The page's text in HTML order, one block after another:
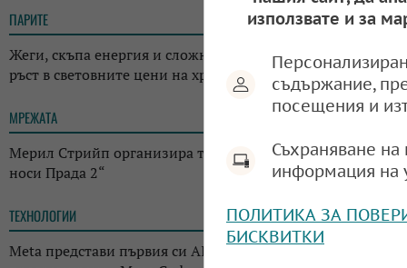
ПАРИТЕ 18:05
Жеги, скъпа енергия и сложна геополитика: ФАО отчете
ръст в световните цени на храните
МРЕЖАТА 17:38
Мерил Стрийп организира търг с костюми от „Дяволът
носи Прада 2“
ТЕХНОЛОГИИ 14:38
Meta представи първия си AI инструмент за
използвате и за
съдържание,
посещения и
Съхраняване
информация на
ПОЛИТИКА ЗА
БИСКВИТКИ